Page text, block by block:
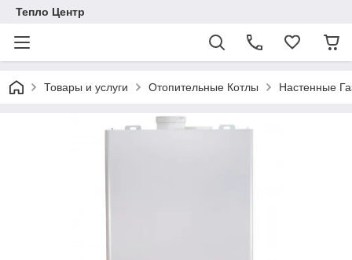
Тепло Центр
Товары и услуги Отопительные Котлы Настенные